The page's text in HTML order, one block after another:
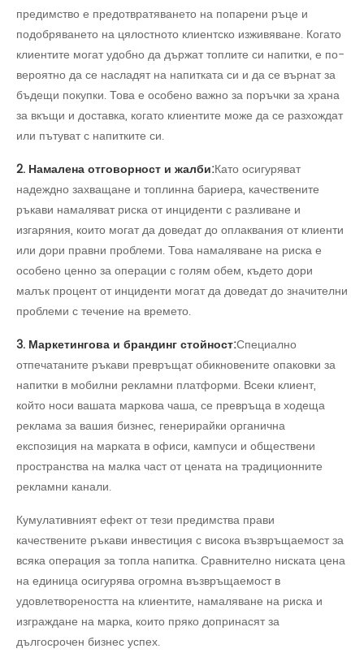
предимство е предотвратяването на попарени ръце и
подобряването на цялостното клиентско изживяване. Когато
клиентите могат удобно да държат топлите си напитки, е по-
вероятно да се насладят на напитката си и да се върнат за
бъдещи покупки. Това е особено важно за поръчки за храна
за вкъщи и доставка, когато клиентите може да се разхождат
или пътуват с напитките си.
2. Намалена отговорност и жалби:Като осигуряват
надеждно захващане и топлинна бариера, качествените
ръкави намаляват риска от инциденти с разливане и
изгаряния, които могат да доведат до оплаквания от клиенти
или дори правни проблеми. Това намаляване на риска е
особено ценно за операции с голям обем, където дори
малък процент от инциденти могат да доведат до значителни
проблеми с течение на времето.
3. Маркетингова и брандинг стойност:Специално
отпечатаните ръкави превръщат обикновените опаковки за
напитки в мобилни рекламни платформи. Всеки клиент,
който носи вашата маркова чаша, се превръща в ходеща
реклама за вашия бизнес, генерирайки органична
експозиция на марката в офиси, кампуси и обществени
пространства на малка част от цената на традиционните
рекламни канали.
Кумулативният ефект от тези предимства прави
качествените ръкави инвестиция с висока възвръщаемост за
всяка операция за топла напитка. Сравнително ниската цена
на единица осигурява огромна възвръщаемост в
удовлетвореността на клиентите, намаляване на риска и
изграждане на марка, които пряко допринасят за
дългосрочен бизнес успех.